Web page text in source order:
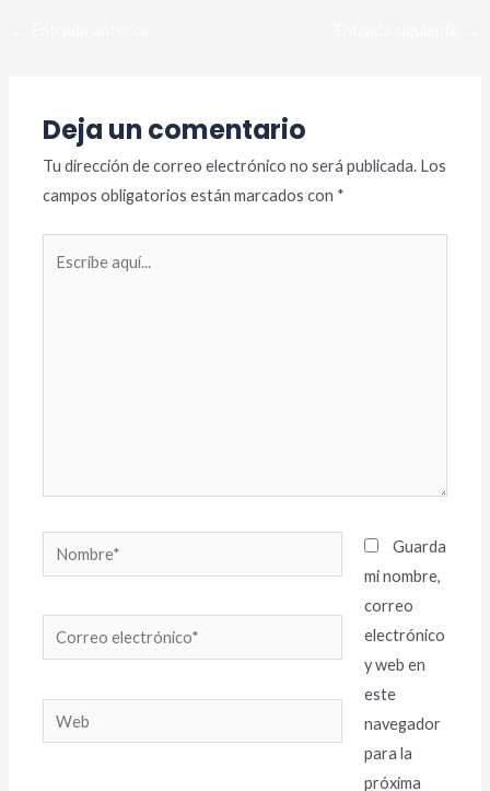
Deja un comentario
Tu dirección de correo electrónico no será publicada. Los
campos obligatorios están marcados con *
Nombre*
Correo
electrónico*
Web
Guarda
mi nombre,
correo
electrónico
y web en
este
navegador
para la
próxima